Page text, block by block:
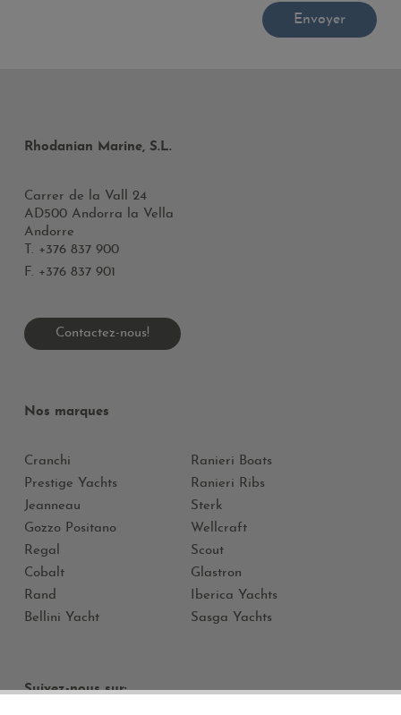
Rhodanian Marine, S.L.
Carrer de la Vall 24
AD500 Andorra la Vella
Andorre
T. +376 837 900
F. +376 837 901
Contactez-nous!
Nos marques
Cranchi
Prestige Yachts
Jeanneau
Gozzo Positano
Regal
Cobalt
Rand
Bellini Yacht
Ranieri Boats
Ranieri Ribs
Sterk
Wellcraft
Scout
Glastron
Iberica Yachts
Sasga Yachts
Suivez-nous sur: